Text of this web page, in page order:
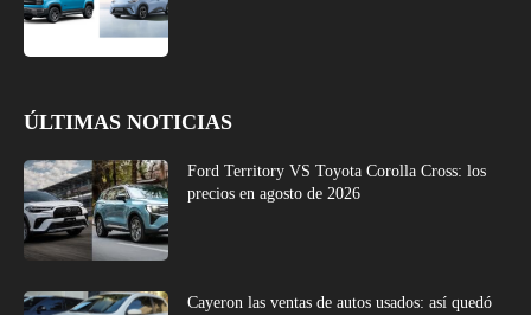
ÚLTIMAS NOTICIAS
Ford Territory VS Toyota Corolla Cross: los
precios en agosto de 2026
Cayeron las ventas de autos usados: así quedó